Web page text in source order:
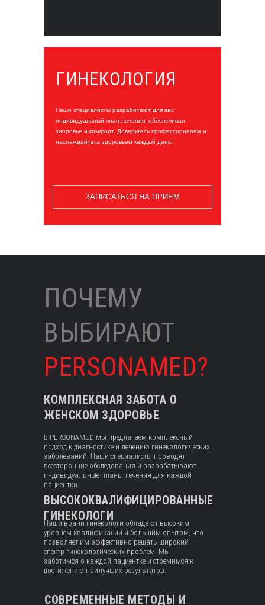
ЗАПИСАТЬСЯ НА ПРИЕМ
Наши специалисты разработают для вас
индивидуальный план лечения, обеспечивая
здоровье и комфорт. Доверьтесь профессионалам и
наслаждайтесь здоровьем каждый день!
ГИНЕКОЛОГИЯ
СОВРЕМЕННЫЕ МЕТОДЫ И
Наши врачи-гинекологи обладают высоким
уровнем квалификации и большим опытом, что
позволяет им эффективно решать широкий
спектр гинекологических проблем. Мы
заботимся о каждой пациентке и стремимся к
достижению наилучших результатов.
ВЫСОКОКВАЛИФИЦИРОВАННЫЕ
ГИНЕКОЛОГИ
ПОЧЕМУ
ВЫБИРАЮТ
PERSONAMED?
В PERSONAMED мы предлагаем комплексный
подход к диагностике и лечению гинекологических
заболеваний. Наши специалисты проводят
всесторонние обследования и разрабатывают
индивидуальные планы лечения для каждой
пациентки.
КОМПЛЕКСНАЯ ЗАБОТА О
ЖЕНСКОМ ЗДОРОВЬЕ